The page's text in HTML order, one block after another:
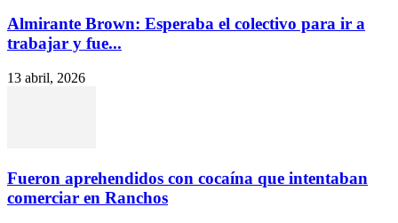
Almirante Brown: Esperaba el colectivo para ir a
trabajar y fue...
13 abril, 2026
Fueron aprehendidos con cocaína que intentaban
comerciar en Ranchos